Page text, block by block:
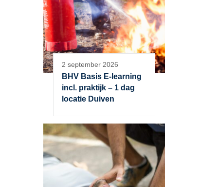
2 september 2026
BHV Basis E-learning
incl. praktijk – 1 dag
locatie Duiven